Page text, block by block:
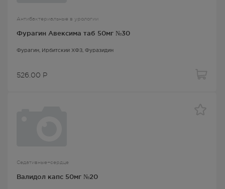
Антибактериальные в урологии
Фурагин Авексима таб 50мг №30
Фурагин , Ирбитский ХФЗ, Фуразидин
526.00 Р
Седативные+сердце
Валидол капс 50мг №20